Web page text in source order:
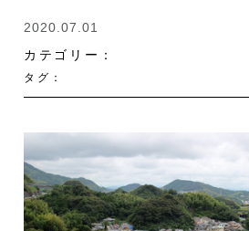
2020.07.01
カテゴリー：
タグ：